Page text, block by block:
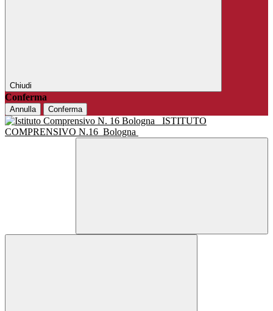
Chiudi
Conferma
Annulla Conferma
ISTITUTO
COMPRENSIVO N.16 Bologna